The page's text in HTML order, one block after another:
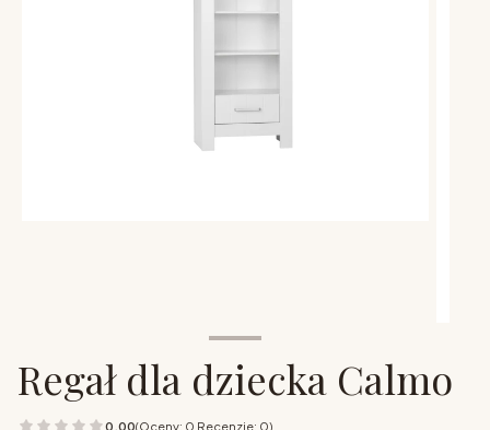
Regał dla dziecka Calmo
0.00(Oceny: 0 Recenzje: 0)